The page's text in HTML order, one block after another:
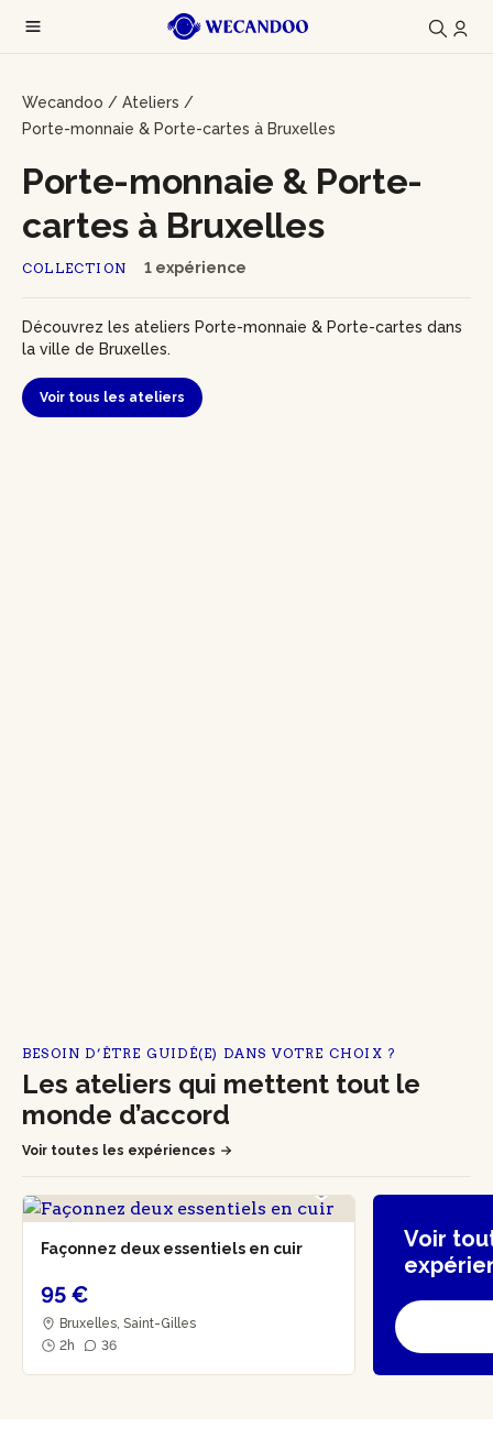
Wecandoo / Ateliers /
Porte-monnaie & Porte-cartes à Bruxelles
COLLECTION 1 expérience
Porte-monnaie & Porte-
cartes à Bruxelles
Découvrez les ateliers Porte-monnaie & Porte-cartes dans
la ville de Bruxelles.
Voir tous les ateliers
BESOIN D’ÊTRE GUIDÉ(E) DANS VOTRE CHOIX ?
Les ateliers qui mettent tout le
monde d’accord
Voir toutes les expériences
Façonnez deux essentiels en cuir
95 €
Bruxelles, Saint-Gilles
2h
36
Voir